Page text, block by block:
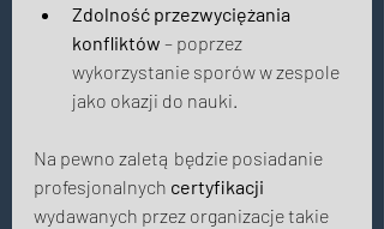
Zdolność przezwyciężania
konfliktów – poprzez
wykorzystanie sporów w zespole
jako okazji do nauki.
Na pewno zaletą będzie posiadanie
profesjonalnych certyfikacji
wydawanych przez organizacje takie